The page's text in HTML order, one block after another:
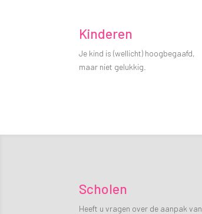
Kinderen
Je kind is (wellicht) hoogbegaafd,
maar niet gelukkig.
Scholen
Heeft u vragen over de aanpak van